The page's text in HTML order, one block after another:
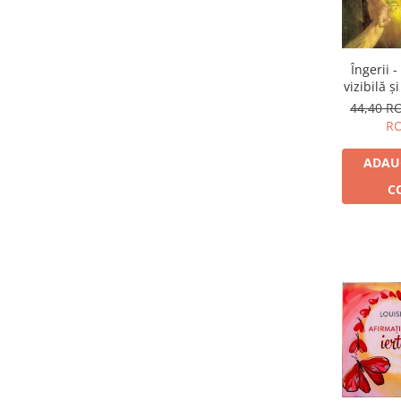
Îngerii -
vizibilă
44,40